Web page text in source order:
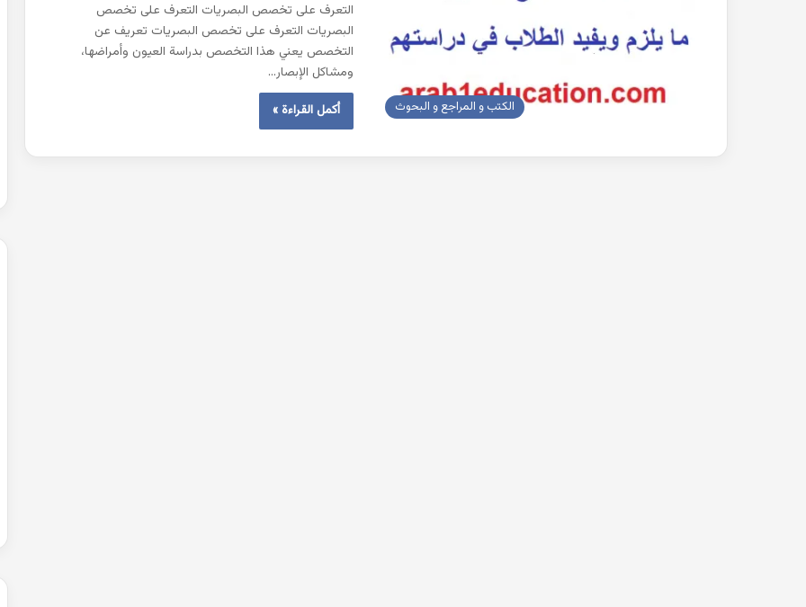
الكتب و المراجع و البحوث
التعرف على تخصص البصريات التعرف على تخصص
البصريات التعرف على تخصص البصريات تعريف عن
التخصص يعني هذا التخصص بدراسة العيون وأمراضها،
ومشاكل الإبصار…
أكمل القراءة »